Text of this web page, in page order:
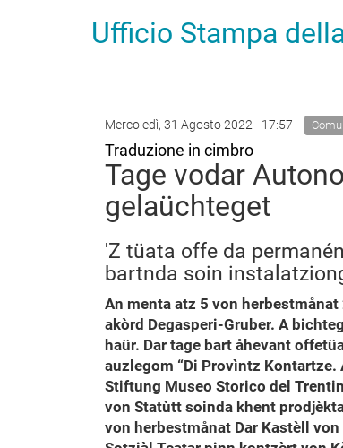
Ufficio Stampa
Mercoledì, 31 Agosto 2022 - 17:57
Traduzione in cimbro
Tage vodar
gelaüchteget
'Z tüata offe da
bartnda soin
An menta atz 5 von
akòrd Degasperi-Gruber. A
haür. Dar tage bart åhevant
auzlegom “Di Provìntz
Stiftung Museo Storico del
von Statùtt soinda khent
von herbestmånat Dar Kastèll